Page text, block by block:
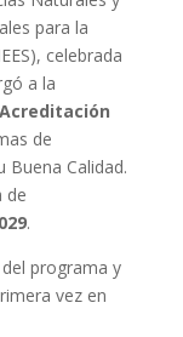
para la
celebrada
a la
Acreditación
de
Buena Calidad.
de
.
programa y
vez en